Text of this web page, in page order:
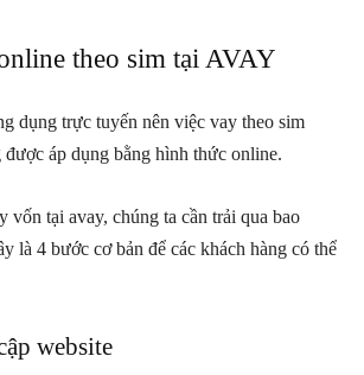
theo sim tại AVAY
dụng trực tuyến nên việc vay theo sim
áp dụng bằng hình thức online.
vốn tại avay, chúng ta cần trải qua bao
là 4 bước cơ bản để các khách hàng có thể
website